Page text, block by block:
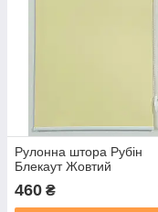
Рулонна штора Рубін
Блекаут Жовтий
460 ₴